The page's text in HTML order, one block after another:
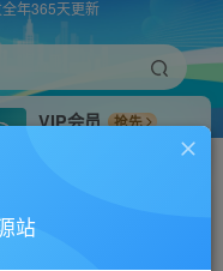
年365天更新
VIP会员
抢先
站